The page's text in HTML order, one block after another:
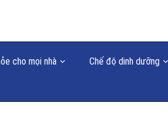
cho mọi nhà Chế độ dinh dưỡng